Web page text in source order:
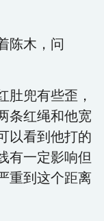
陈木，问
肚兜有些歪，
条红绳和他宽
以看到他打的
有一定影响但
重到这个距离